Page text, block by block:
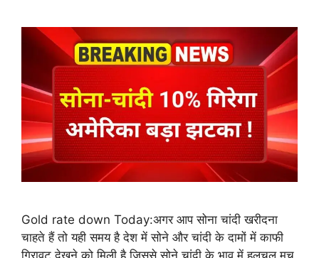
Gold rate down Today:अगर आप सोना चांदी खरीदना
चाहते हैं तो यही समय है देश में सोने और चांदी के दामों में काफी
गिरावट देखने को मिली है जिससे सोने चांदी के भाव में हलचल मच